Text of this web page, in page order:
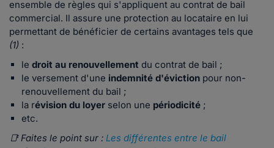
ensemble de règles qui s'appliquent au contrat de bail
commercial. Il assure une protection au locataire en lui
permettant de bénéficier de certains avantages tels que
(1) :
le droit au renouvellement du contrat de bail ;
le versement d'une indemnité d'éviction pour non-
renouvellement du bail ;
la révision du loyer selon une périodicité ;
etc.
📑Faites le point sur : Les différentes entre le bail